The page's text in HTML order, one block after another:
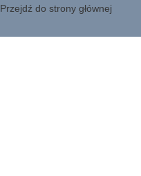
Przejdź do strony głównej